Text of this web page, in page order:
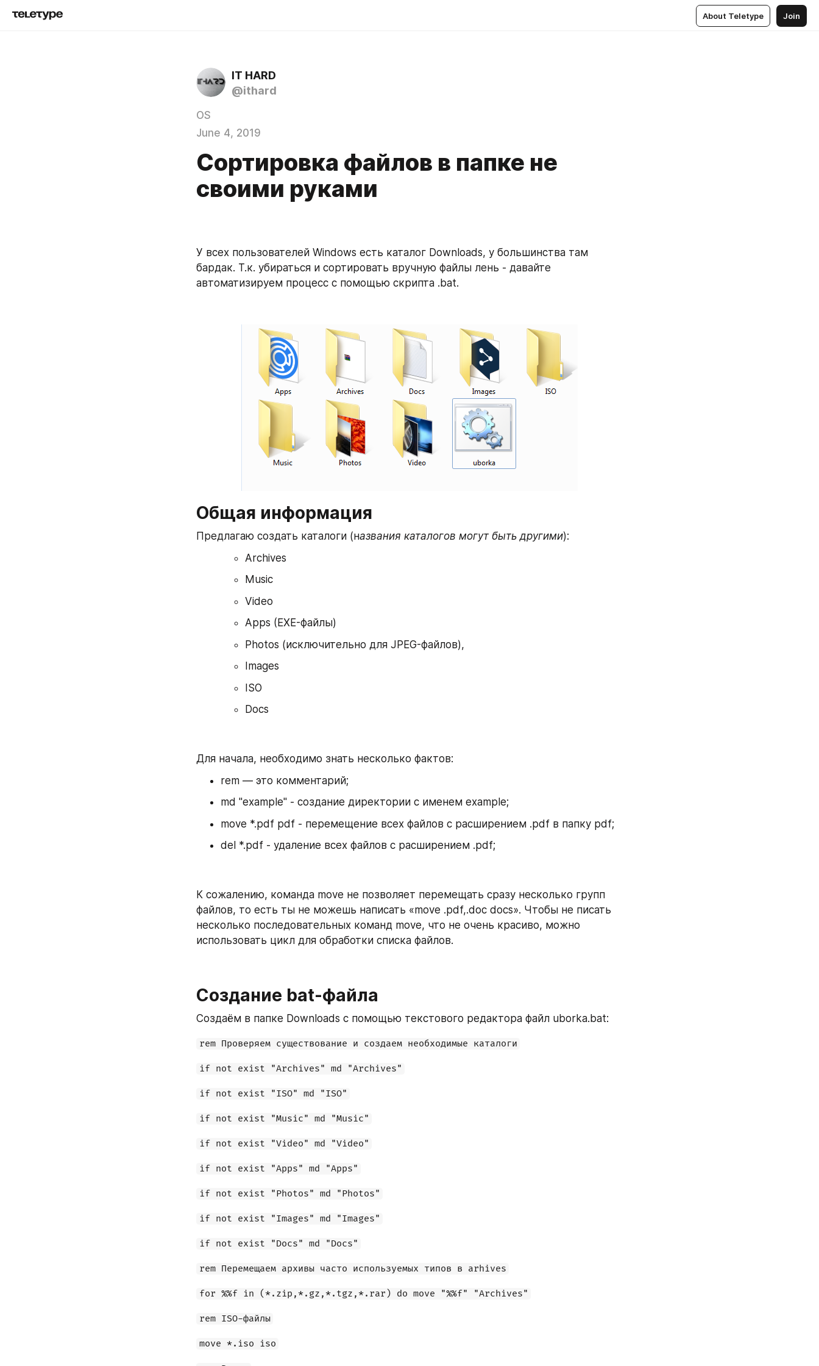
About Teletype Join
IT HARD
@ithard
OS
June 4, 2019
Сортировка файлов в папке не
своими руками
У всех пользователей Windows есть каталог Downloads, у большинства там
бардак. Т.к. убираться и сортировать вручную файлы лень - давайте
автоматизируем процесс с помощью скрипта .bat.
Общая информация
Предлагаю создать каталоги (названия каталогов могут быть другими):
Archives
Music
Video
Apps (EXE-файлы)
Photos (исключительно для JPEG-файлов),
Images
ISO
Docs
Для начала, необходимо знать несколько фактов:
rem — это комментарий;
md "example" - создание директории с именем example;
move *.pdf pdf - перемещение всех файлов с расширением .pdf в папку pdf;
del *.pdf - удаление всех файлов с расширением .pdf;
К сожалению, команда move не позволяет перемещать сразу несколько групп
файлов, то есть ты не можешь написать «move .pdf,.doc docs». Чтобы не писать
несколько последовательных команд move, что не очень красиво, можно
использовать цикл для обработки списка файлов.
Создание bat-файла
Создаём в папке Downloads с помощью текстового редактора файл uborka.bat:
rem Проверяем существование и создаем необходимые каталоги
if not exist "Archives" md "Archives"
if not exist "ISO" md "ISO"
if not exist "Music" md "Music"
if not exist "Video" md "Video"
if not exist "Apps" md "Apps"
if not exist "Photos" md "Photos"
if not exist "Images" md "Images"
if not exist "Docs" md "Docs"
rem Перемещаем архивы часто используемых типов в arhives
for %%f in (*.zip,*.gz,*.tgz,*.rar) do move "%%f" "Archives"
rem ISO-файлы
move *.iso iso